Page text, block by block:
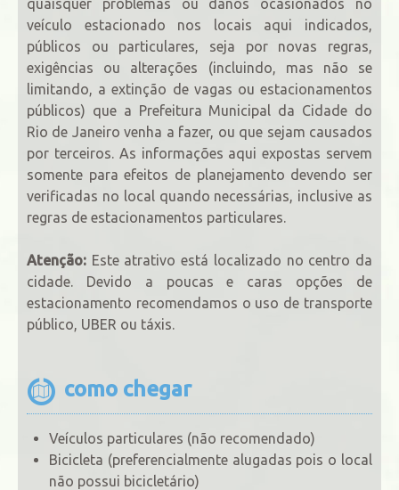
quaisquer problemas ou danos ocasionados no
veículo estacionado nos locais aqui indicados,
públicos ou particulares, seja por novas regras,
exigências ou alterações (incluindo, mas não se
limitando, a extinção de vagas ou estacionamentos
públicos) que a Prefeitura Municipal da Cidade do
Rio de Janeiro venha a fazer, ou que sejam causados
por terceiros. As informações aqui expostas servem
somente para efeitos de planejamento devendo ser
verificadas no local quando necessárias, inclusive as
regras de estacionamentos particulares.
Atenção: Este atrativo está localizado no centro da
cidade. Devido a poucas e caras opções de
estacionamento recomendamos o uso de transporte
público, UBER ou táxis.
como chegar
Veículos particulares (não recomendado)
Bicicleta (preferencialmente alugadas pois o local
não possui bicicletário)